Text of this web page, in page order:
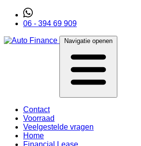
06 - 394 69 909
Navigatie openen
Contact
Voorraad
Veelgestelde vragen
Home
Financial Lease